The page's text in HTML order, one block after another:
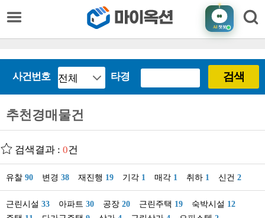
AI챗봇
사건번호 타경 검색
추천경매물건
검색결과 : 0건
유찰 90 변경 38 재진행 19 기각 1 매각 1 취하 1 신건 2
근린시설 33 아파트 30 공장 20 근린주택 19 숙박시설 12